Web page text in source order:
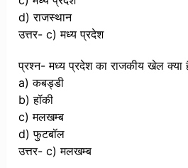
d) राजस्थान
उत्तर- c) मध्य प्रदेश
प्रश्न- मध्य प्रदेश का राजकीय खेल क्या
a) कबड्डी
b) हॉकी
c) मलखम्ब
d) फुटबॉल
उत्तर- c) मलखम्ब